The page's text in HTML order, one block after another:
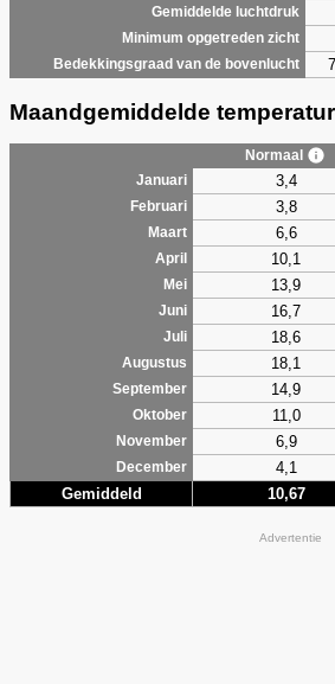
Gemiddelde luchtdruk
Minimum opgetreden zicht
Bedekkingsgraad van de bovenlucht
Maandgemiddelde
Normaal
Januari
3,4
Februari 3,8
Maart 6,6
April 10,1
Mei 13,9
Juni
16,7
Juli
18,6
Augustus
18,1
September
14,9
Oktober
11,0
November
6,9
December
4,1
Gemiddeld 10,67
Advertentie